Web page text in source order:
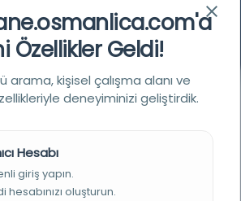
(شرح الأمثلة)
سرورى، مصلح الدين مصطفى بن شعبان الگليبولوي
Afro-Asyatik (Hami-Sami) diller / Diğer diller / Dil
Özellikler Geldi!
arama, kişisel çalışma alanı ve
deneyiminizi geliştirdik.
Hesabı
giriş yapın.
hesabınızı oluşturun.